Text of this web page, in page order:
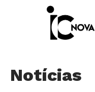
Notícias